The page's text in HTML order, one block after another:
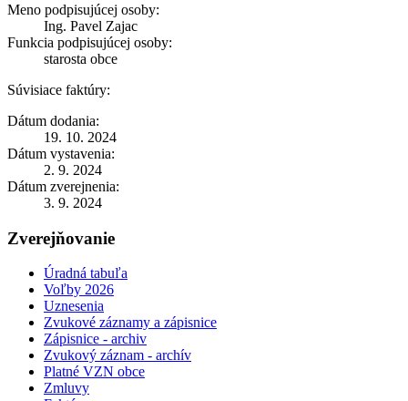
Meno podpisujúcej osoby:
Ing. Pavel Zajac
Funkcia podpisujúcej osoby:
starosta obce
Súvisiace faktúry:
Dátum dodania:
19. 10. 2024
Dátum vystavenia:
2. 9. 2024
Dátum zverejnenia:
3. 9. 2024
Zverejňovanie
Úradná tabuľa
Voľby 2026
Uznesenia
Zvukové záznamy a zápisnice
Zápisnice - archiv
Zvukový záznam - archív
Platné VZN obce
Zmluvy